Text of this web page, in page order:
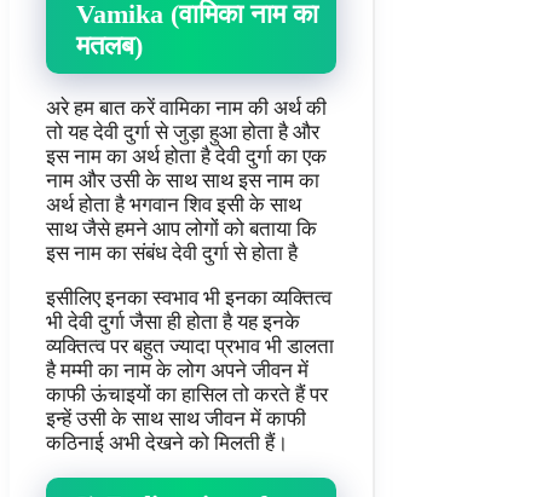
Vamika (वामिका नाम का
मतलब)
अरे हम बात करें वामिका नाम की अर्थ की
तो यह देवी दुर्गा से जुड़ा हुआ होता है और
इस नाम का अर्थ होता है देवी दुर्गा का एक
नाम और उसी के साथ साथ इस नाम का
अर्थ होता है भगवान शिव इसी के साथ
साथ जैसे हमने आप लोगों को बताया कि
इस नाम का संबंध देवी दुर्गा से होता है
इसीलिए इनका स्वभाव भी इनका व्यक्तित्व
भी देवी दुर्गा जैसा ही होता है यह इनके
व्यक्तित्व पर बहुत ज्यादा प्रभाव भी डालता
है मम्मी का नाम के लोग अपने जीवन में
काफी ऊंचाइयों का हासिल तो करते हैं पर
इन्हें उसी के साथ साथ जीवन में काफी
कठिनाई अभी देखने को मिलती हैं।